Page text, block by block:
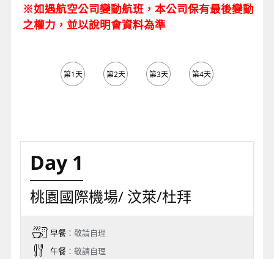
※如遇航空公司變動航班，本公司保有最後變動
之權力，並以說明會資料為準
第1天 第2天 第3天 第4天
Day 1
桃園國際機場/ 汶萊/杜拜
早餐：敬請自理
午餐：敬請自理